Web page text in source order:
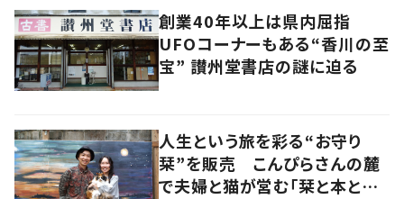
創業40年以上は県内屈指
UFOコーナーもある“香川の至
宝” 讃州堂書店の謎に迫る
人生という旅を彩る“お守り
栞”を販売 こんぴらさんの麓
で夫婦と猫が営む「栞と本とカ